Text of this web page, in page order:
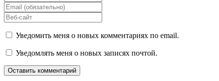
Уведомить меня о новых комментариях по email.
Уведомлять меня о новых записях почтой.